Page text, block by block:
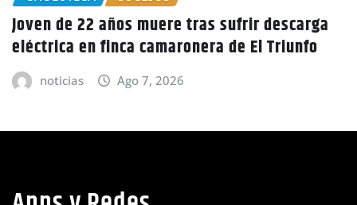
GOBIERNO HONDURAS NACIONALES
CIDH escucha denuncias por uso de
políticos y debilidad de la independencia
noticias Ago 6, 2026